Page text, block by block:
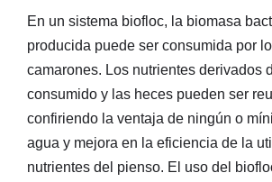
En un sistema biofloc, la biomasa
producida puede ser consumida por
camarones. Los nutrientes derivados
consumido y las heces pueden ser
confiriendo la ventaja de ningún o
agua y mejora en la eficiencia de la
nutrientes del pienso. El uso del